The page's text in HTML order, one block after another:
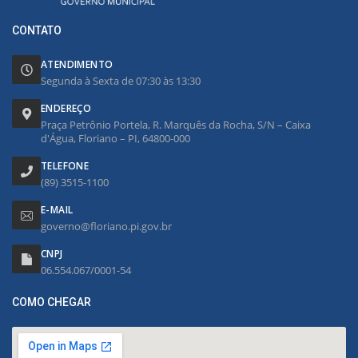
CONTATO
ATENDIMENTO
Segunda à Sexta de 07:30 às 13:30
ENDEREÇO
Praça Petrônio Portela, R. Marquês da Rocha, S/N – Caixa
d'Água, Floriano – PI, 64800-000
TELEFONE
(89) 3515-1100
E-MAIL
governo@floriano.pi.gov.br
CNPJ
06.554.067/0001-54
COMO CHEGAR